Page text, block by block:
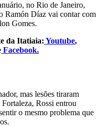
no Rio de Janeiro,
Ramón Díaz vai contar com
Gomes.
da Itatiaia: Youtube,
Facebook.
mas lesões tiraram
Rossi entrou
o mesmo problema que